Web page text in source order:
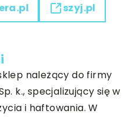
szyj.pl
należący do firmy
k., specjalizujący się w
i haftowania. W